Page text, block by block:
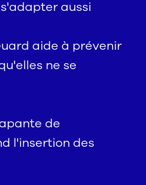
aussi
aide à prévenir
ne se
de
l'insertion des